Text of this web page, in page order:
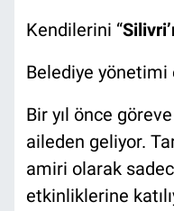
Kendilerini “
Belediye yönetimi
Bir yıl önce
aileden geliyor.
amiri olarak
etkinliklerine